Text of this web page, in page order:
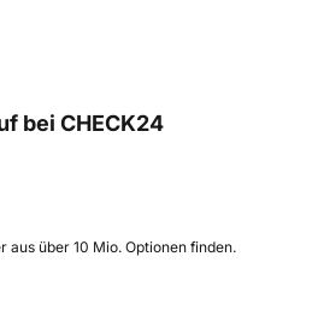
bei CHECK24
aus über 10 Mio. Optionen finden.